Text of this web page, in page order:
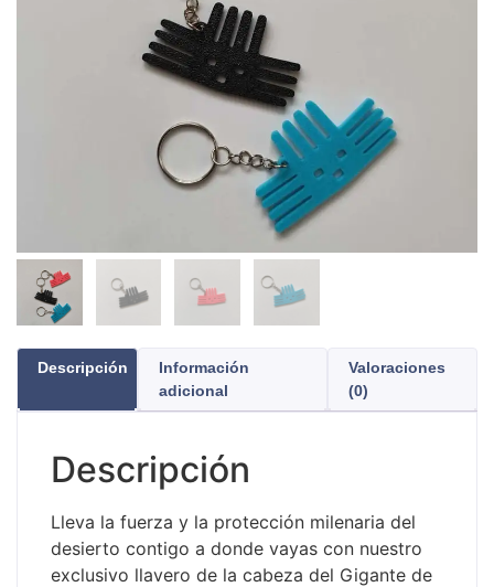
Descripción
Información
adicional
Valoraciones
(0)
Descripción
Lleva la fuerza y la protección milenaria del
desierto contigo a donde vayas con nuestro
exclusivo llavero de la cabeza del Gigante de